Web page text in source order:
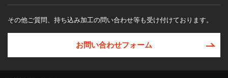
その他ご質問、持ち込み加工の問い合わせ等も受け付けております。
お問い合わせフォーム